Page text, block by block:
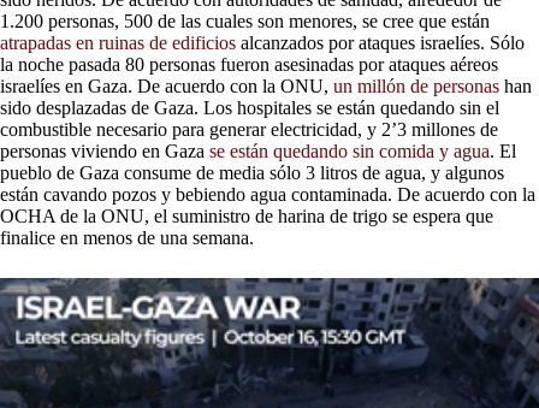
1.200 personas, 500 de las cuales son menores, se cree que están
atrapadas en ruinas de edificios alcanzados por ataques israelíes. Sólo
la noche pasada 80 personas fueron asesinadas por ataques aéreos
israelíes en Gaza. De acuerdo con la ONU, un millón de personas han
sido desplazadas de Gaza. Los hospitales se están quedando sin el
combustible necesario para generar electricidad, y 2’3 millones de
personas viviendo en Gaza se están quedando sin comida y agua. El
pueblo de Gaza consume de media sólo 3 litros de agua, y algunos
están cavando pozos y bebiendo agua contaminada. De acuerdo con la
OCHA de la ONU, el suministro de harina de trigo se espera que
finalice en menos de una semana.